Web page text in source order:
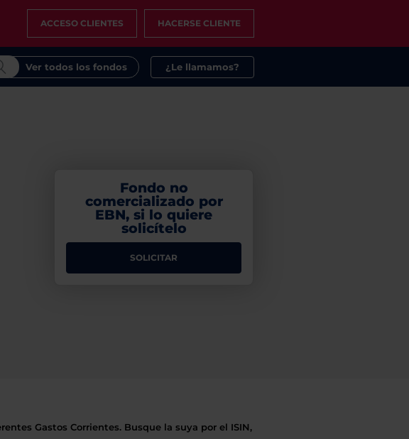
ACCESO CLIENTES HACERSE CLIENTE
Ver todos los fondos ¿Le llamamos?
Fondo no
comercializado por
EBN, si lo quiere
solicítelo
SOLICITAR
Gastos Corrientes. Busque la suya por el ISIN,